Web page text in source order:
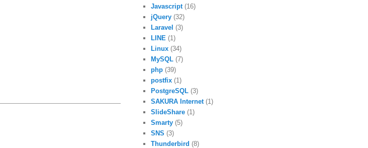
Javascript (16)
jQuery (32)
Laravel (3)
LINE (1)
Linux (34)
MySQL (7)
php (39)
postfix (1)
PostgreSQL (3)
SAKURA Internet (1)
SlideShare (1)
Smarty (5)
SNS (3)
Thunderbird (8)